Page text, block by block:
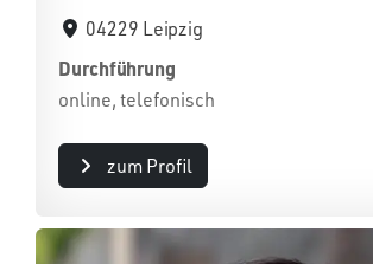
04229 Leipzig
Durchführung
online, telefonisch
zum Profil